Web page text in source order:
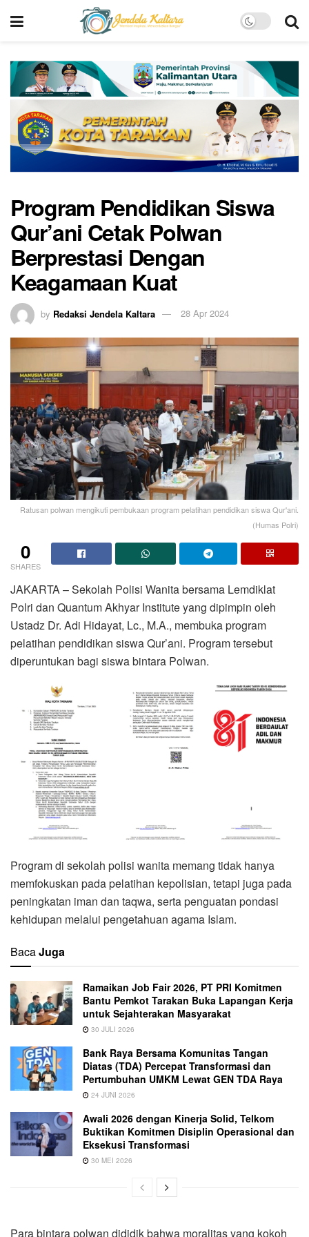
Program Pendidikan Siswa
Qur’ani Cetak Polwan
Berprestasi Dengan
Keagamaan Kuat
by Redaksi Jendela Kaltara 28 Apr 2024
Ratusan polwan mengikuti pembukaan program pelatihan pendidikan siswa Qur'ani.
(Humas Polri)
0
SHARES
JAKARTA – Sekolah Polisi Wanita bersama Lemdiklat
Polri dan Quantum Akhyar Institute yang dipimpin oleh
Ustadz Dr. Adi Hidayat, Lc., M.A., membuka program
pelatihan pendidikan siswa Qur’ani. Program tersebut
diperuntukan bagi siswa bintara Polwan.
Program di sekolah polisi wanita memang tidak hanya
memfokuskan pada pelatihan kepolisian, tetapi juga pada
peningkatan iman dan taqwa, serta penguatan pondasi
kehidupan melalui pengetahuan agama Islam.
BacaJuga
Ramaikan Job Fair 2026, PT PRI Komitmen
Bantu Pemkot Tarakan Buka Lapangan Kerja
untuk Sejahterakan Masyarakat
30 JULI 2026
Bank Raya Bersama Komunitas Tangan
Diatas (TDA) Percepat Transformasi dan
Pertumbuhan UMKM Lewat GEN TDA Raya
24 JUNI 2026
Awali 2026 dengan Kinerja Solid, Telkom
Buktikan Komitmen Disiplin Operasional dan
Eksekusi Transformasi
30 MEI 2026
Para bintara polwan dididik bahwa moralitas yang kokoh